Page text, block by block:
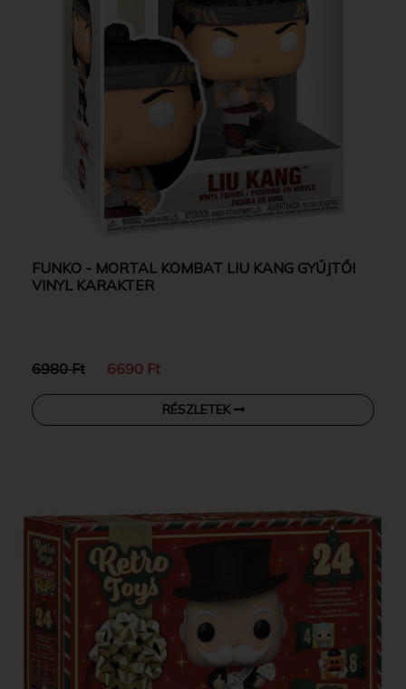
FUNKO - MORTAL KOMBAT LIU KANG GYŰJTŐI
VINYL KARAKTER
6980 Ft 6690 Ft
RÉSZLETEK